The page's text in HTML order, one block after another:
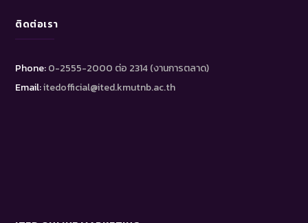
ติดต่อเรา
Phone:0-2555-2000 ต่อ 2314 (งานการตลาด)
Email:itedofficial@ited.kmutnb.ac.th